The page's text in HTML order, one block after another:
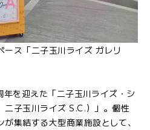
ス「二子玉川ライズ ガレリ
を迎えた「二子玉川ライズ・シ
二子玉川ライズ S.C.）」。個性
集結する大型商業施設として、